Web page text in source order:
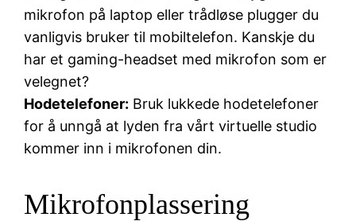
mikrofon på laptop eller trådløse plugger du
vanligvis bruker til mobiltelefon. Kanskje du
har et gaming-headset med mikrofon som er
velegnet?
Hodetelefoner: Bruk lukkede hodetelefoner
for å unngå at lyden fra vårt virtuelle studio
kommer inn i mikrofonen din.
Mikrofonplassering